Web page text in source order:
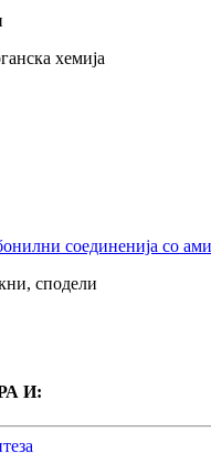
хемија
соединенија со
сподели
И: